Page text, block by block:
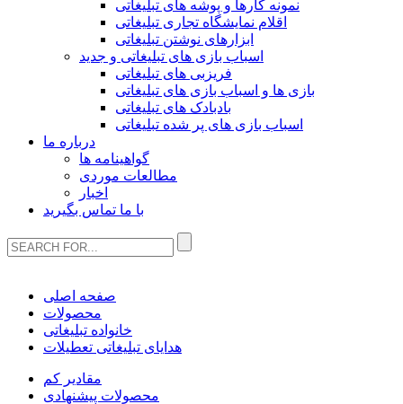
نمونه کارها و پوشه های تبلیغاتی
اقلام نمایشگاه تجاری تبلیغاتی
ابزارهای نوشتن تبلیغاتی
اسباب بازی های تبلیغاتی و جدید
فریزبی های تبلیغاتی
بازی ها و اسباب بازی های تبلیغاتی
بادبادک های تبلیغاتی
اسباب بازی های پر شده تبلیغاتی
درباره ما
گواهینامه ها
مطالعات موردی
اخبار
با ما تماس بگیرید
صفحه اصلی
محصولات
خانواده تبلیغاتی
هدایای تبلیغاتی تعطیلات
مقادیر کم
محصولات پیشنهادی